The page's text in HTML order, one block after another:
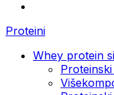
Proteini
Whey protein